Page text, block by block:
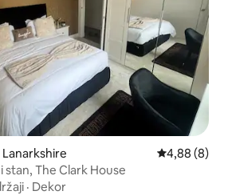
Prosječna
4,88 (8)
The Clark House
· Dekor